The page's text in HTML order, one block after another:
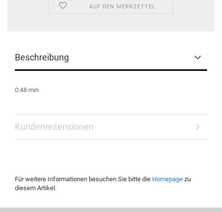
AUF DEN MERKZETTEL
Beschreibung
0:48 min
Kundenrezensionen
Für weitere Informationen besuchen Sie bitte die Homepage zu
diesem Artikel.